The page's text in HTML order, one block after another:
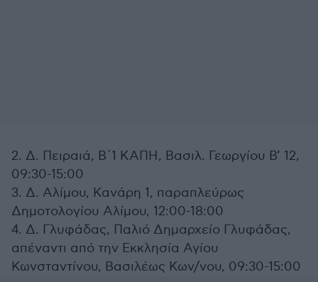
2. Δ. Πειραιά, Β΄1 ΚΑΠΗ, Βασιλ. Γεωργίου Β’ 12,
09:30-15:00
3. Δ. Αλίμου, Κανάρη 1, παραπλεύρως
Δημοτολογίου Αλίμου, 12:00-18:00
4. Δ. Γλυφάδας, Παλιό Δημαρχείο Γλυφάδας,
απέναντι από την Εκκλησία Αγίου
Κωνσταντίνου, Βασιλέως Κων/νου, 09:30-15:00